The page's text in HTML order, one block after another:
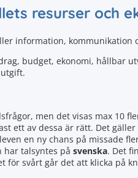
resurser och
information, kommunikation
budget, ekonomi, hållbar
men det visas max 10
ett av dessa är rätt. Det
en ny chans på missade
har talsyntes på svenska. Det
för svårt går det att klicka på